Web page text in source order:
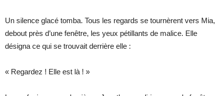
Un silence glacé tomba. Tous les regards se tournèrent vers Mia,
debout près d’une fenêtre, les yeux pétillants de malice. Elle
désigna ce qui se trouvait derrière elle :
« Regardez ! Elle est là ! »